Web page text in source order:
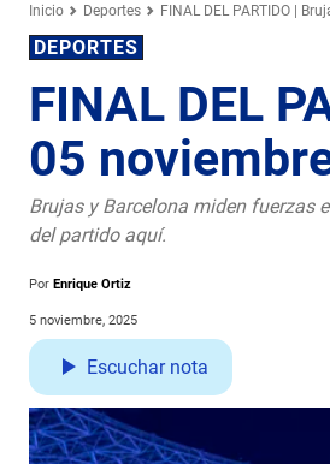
Inicio Deportes FINAL DEL PARTIDO |
DEPORTES
FINAL DEL
05
Brujas y Barcelona miden fuerzas
del partido aquí.
Por Enrique Ortiz
5 noviembre, 2025
Escuchar nota